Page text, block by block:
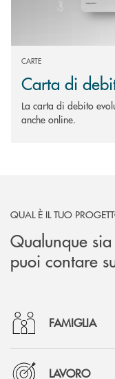
CARTE
Carta di
La carta di debito
anche online.
QUAL È IL TUO
Qualunque
puoi contare
FAMIGLIA
LAVORO